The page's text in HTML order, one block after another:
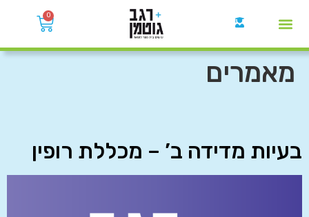
0
מאמרים
בעיות מדידה ב’ – מכללת רופין